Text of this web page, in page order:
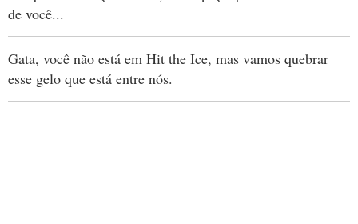
de você...
Gata, você não está em Hit the Ice, mas vamos quebrar
esse gelo que está entre nós.